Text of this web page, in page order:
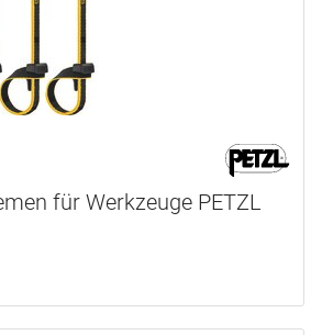
für Werkzeuge PETZL